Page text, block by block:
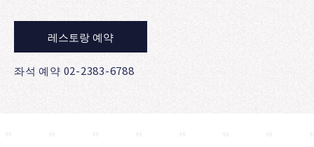
레스토랑 예약
좌석 예약 02-2383-6788